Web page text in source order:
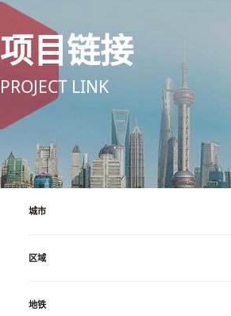
项目链接
PROJECT LINK
城市
区域
地铁